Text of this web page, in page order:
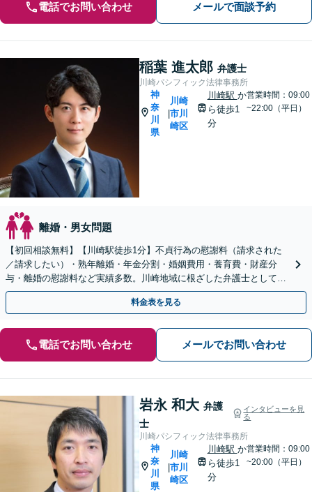
電話でお問い合わせ メールで面談予約
稲葉 進太郎 弁護士
川崎パシフィック法律事務所
神
奈
川
県
|
川崎
市川
崎区
川崎駅 か
ら徒歩1
分
営業時間：09:00
~22:00（平日）
離婚・男女問題
【初回相談無料】【川崎駅徒歩1分】不貞行為の慰謝料（請求された
／請求したい）・熟年離婚・年金分割・婚姻費用・養育費・財産分
与・離婚の慰謝料など実績多数。川崎地域に根ざした弁護士として、
あなたの人生の再スタートを全力で後押しします。
料金表を見る
電話でお問い合わせ メールでお問い合わせ
岩永 和大 弁護
士
インタビューを見
る
川崎パシフィック法律事務所
神
奈
川
県
|
川崎
市川
崎区
川崎駅 か
ら徒歩1
分
営業時間：09:00
~20:00（平日）